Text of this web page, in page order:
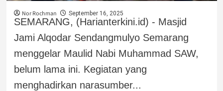
Nor Rochman September 16, 2025
SEMARANG, (Harianterkini.id) - Masjid
Jami Alqodar Sendangmulyo Semarang
menggelar Maulid Nabi Muhammad SAW,
belum lama ini. Kegiatan yang
menghadirkan narasumber...